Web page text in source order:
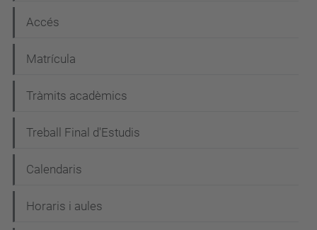
i
ó
Accés
Matrícula
Tràmits acadèmics
Treball Final d'Estudis
Calendaris
Horaris i aules